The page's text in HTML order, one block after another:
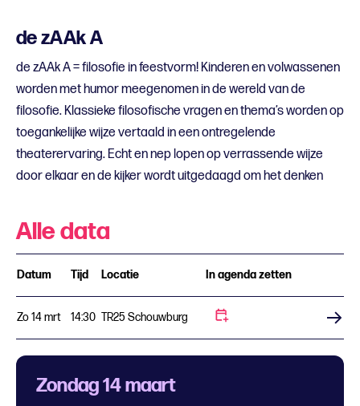
de zAAk A
de zAAk A = filosofie in feestvorm! Kinderen en volwassenen
worden met humor meegenomen in de wereld van de
filosofie. Klassieke filosofische vragen en thema’s worden op
toegankelijke wijze vertaald in een ontregelende
theaterervaring. Echt en nep lopen op verrassende wijze
door elkaar en de kijker wordt uitgedaagd om het denken
Alle data
Datum Tijd Locatie In agenda zetten
Zo 14 mrt 14:30 TR25 Schouwburg
Zondag 14 maart